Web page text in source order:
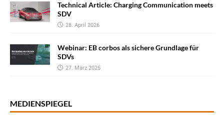
Technical Article: Charging Communication meets
SDV
28. April 2026
Webinar: EB corbos als sichere Grundlage für
SDVs
27. März 2025
MEDIENSPIEGEL